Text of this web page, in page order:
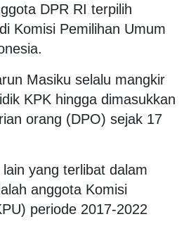
DPR RI terpilih
Komisi Pemilihan Umum
Masiku selalu mangkir
KPK hingga dimasukkan
orang (DPO) sejak 17
yang terlibat dalam
anggota Komisi
periode 2017-2022